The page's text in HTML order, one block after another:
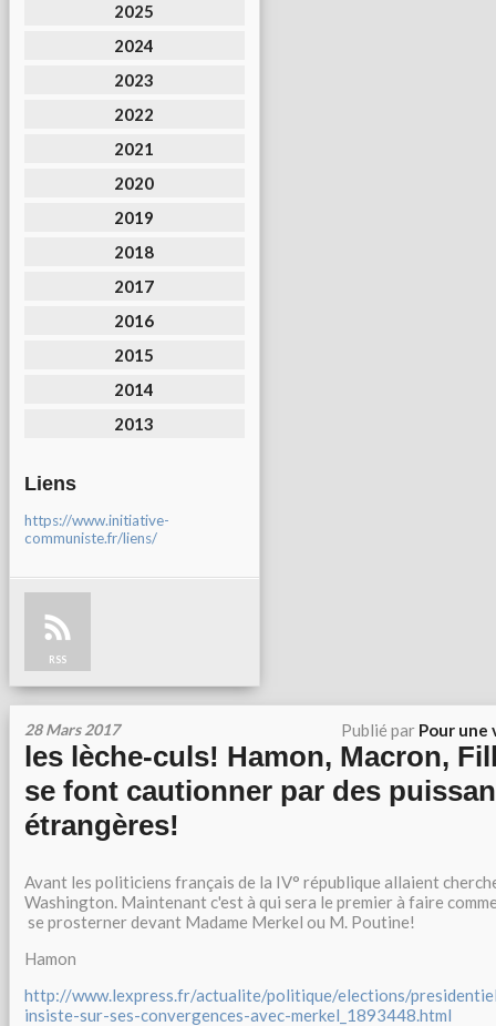
2025
2024
2023
2022
2021
2020
2019
2018
2017
2016
2015
2014
2013
Liens
https://www.initiative-
communiste.fr/liens/
RSS
28 Mars 2017 Publié par Pour une
les lèche-culs! Hamon, Macron,
se font cautionner par des
étrangères!
Avant les politiciens français de la IV° république allaient
Washington. Maintenant c'est à qui sera le premier à faire
se prosterner devant Madame Merkel ou M. Poutine!
Hamon
http://www.lexpress.fr/actualite/politique/elections/
insiste-sur-ses-convergences-avec-merkel_1893448.html